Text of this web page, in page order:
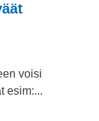
voisi
esim:...
Raunistula